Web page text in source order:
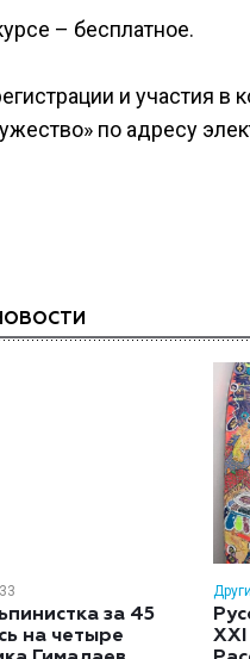
– бесплатное.
и участия
по адресу
за 45
на четыре